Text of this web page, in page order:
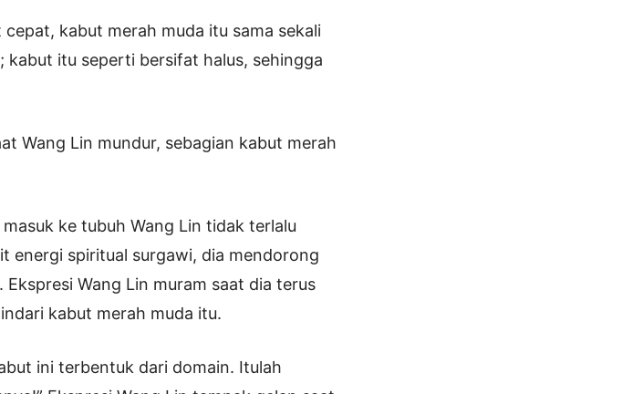
kabut merah muda itu sama sekali
itu seperti bersifat halus, sehingga
Wang Lin mundur, sebagian kabut merah
ke tubuh Wang Lin tidak terlalu
energi spiritual surgawi, dia mendorong
Wang Lin muram saat dia terus
kabut merah muda itu.
ini terbentuk dari domain. Itulah